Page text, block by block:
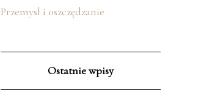
Przemysł i oszczędzanie
Ostatnie wpisy